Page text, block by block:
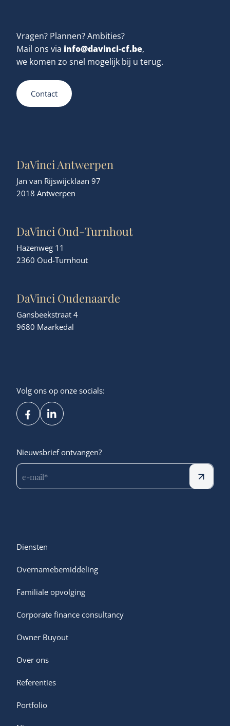
Overnamebemiddeling en advies
Vragen? Plannen? Ambities?
Mail ons via info@davinci-cf.be,
we komen zo snel mogelijk bij u terug.
Contact
DaVinci Antwerpen
Jan van Rijswijcklaan 97
2018 Antwerpen
DaVinci Oud-Turnhout
Hazenweg 11
2360 Oud-Turnhout
DaVinci Oudenaarde
Gansbeekstraat 4
9680 Maarkedal
Volg ons op onze socials:
Nieuwsbrief ontvangen?
Diensten
Overnamebemiddeling
Familiale opvolging
Corporate finance consultancy
Owner Buyout
Over ons
Referenties
Portfolio